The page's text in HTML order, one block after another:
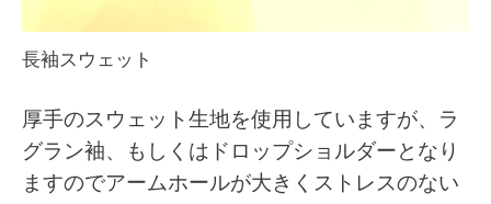
長袖スウェット
厚手のスウェット生地を使用していますが、ラ
グラン袖、もしくはドロップショルダーとなり
ますのでアームホールが大きくストレスのない